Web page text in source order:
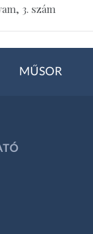
3. szám
MŰSOR